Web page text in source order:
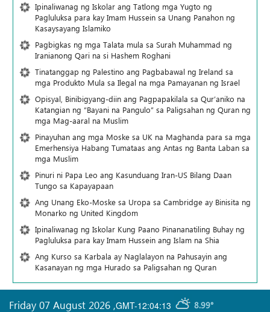
Ipinaliwanag ng Iskolar ang Tatlong mga Yugto ng
Pagluluksa para kay Imam Hussein sa Unang Panahon ng
Kasaysayang Islamiko
Pagbigkas ng mga Talata mula sa Surah Muhammad ng
Iranianong Qari na si Hashem Roghani
Tinatanggap ng Palestino ang Pagbabawal ng Ireland sa
mga Produkto Mula sa Ilegal na mga Pamayanan ng Israel
Opisyal, Binibigyang-diin ang Pagpapakilala sa Qur’aniko na
Katangian ng “Bayani na Pangulo” sa Paligsahan ng Quran ng
mga Mag-aaral na Muslim
Pinayuhan ang mga Moske sa UK na Maghanda para sa mga
Emerhensiya Habang Tumataas ang Antas ng Banta Laban sa
mga Muslim
Pinuri ni Papa Leo ang Kasunduang Iran-US Bilang Daan
Tungo sa Kapayapaan
Ang Unang Eko-Moske sa Uropa sa Cambridge ay Binisita ng
Monarko ng United Kingdom
Ipinaliwanag ng Iskolar Kung Paano Pinananatiling Buhay ng
Pagluluksa para kay Imam Hussein ang Islam na Shia
Ang Kurso sa Karbala ay Naglalayon na Pahusayin ang
Kasanayan ng mga Hurado sa Paligsahan ng Quran
GMT-12:04:13 8.99°
Friday 07 August 2026 ,